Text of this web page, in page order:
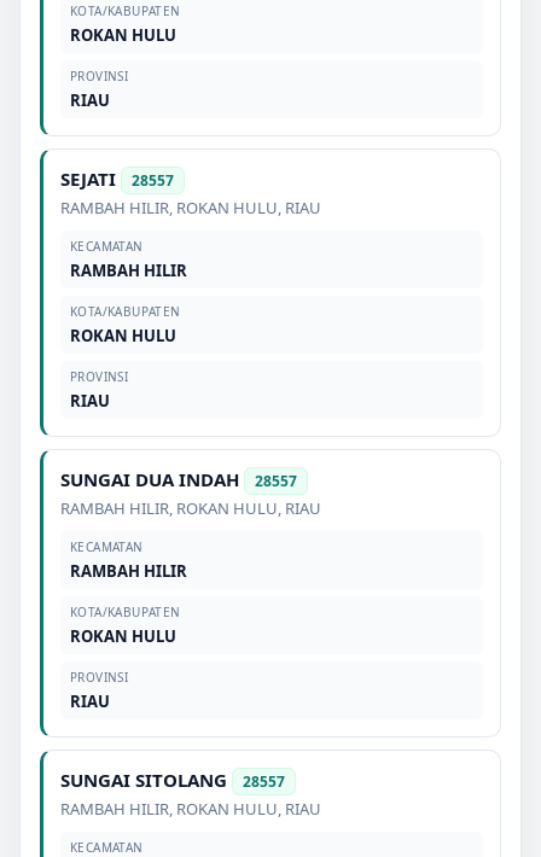
KOTA/KABUPATEN
ROKAN HULU
PROVINSI
RIAU
SEJATI 28557
RAMBAH HILIR, ROKAN HULU, RIAU
KECAMATAN
RAMBAH HILIR
KOTA/KABUPATEN
ROKAN HULU
PROVINSI
RIAU
SUNGAI DUA INDAH 28557
RAMBAH HILIR, ROKAN HULU, RIAU
KECAMATAN
RAMBAH HILIR
KOTA/KABUPATEN
ROKAN HULU
PROVINSI
RIAU
SUNGAI SITOLANG 28557
RAMBAH HILIR, ROKAN HULU, RIAU
KECAMATAN